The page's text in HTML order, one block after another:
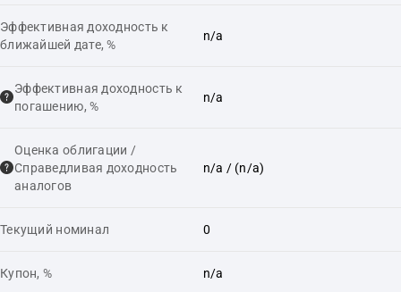
Эффективная доходность к
ближайшей дате, %
n/a
Эффективная доходность к
погашению, %
n/a
Оценка облигации /
Справедливая доходность
аналогов
n/a / (n/a)
Текущий номинал 0
Купон, % n/a